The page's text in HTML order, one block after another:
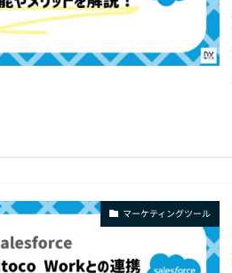
マーケティングツール